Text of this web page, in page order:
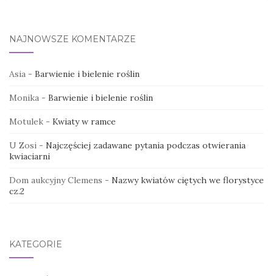
NAJNOWSZE KOMENTARZE
Asia - Barwienie i bielenie roślin
Monika - Barwienie i bielenie roślin
Motulek - Kwiaty w ramce
U Zosi - Najczęściej zadawane pytania podczas otwierania
kwiaciarni
Dom aukcyjny Clemens - Nazwy kwiatów ciętych we florystyce
cz.2
KATEGORIE